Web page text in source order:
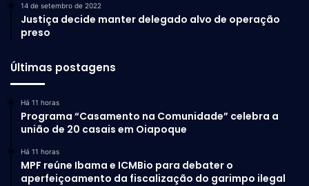
14 de setembro de 2022
Justiça decide manter delegado alvo de operação
preso
Últimas postagens
Há 11 horas
Programa “Casamento na Comunidade” celebra a
união de 20 casais em Oiapoque
Há 11 horas
MPF reúne Ibama e ICMBio para debater o
aperfeiçoamento da fiscalização do garimpo ilegal